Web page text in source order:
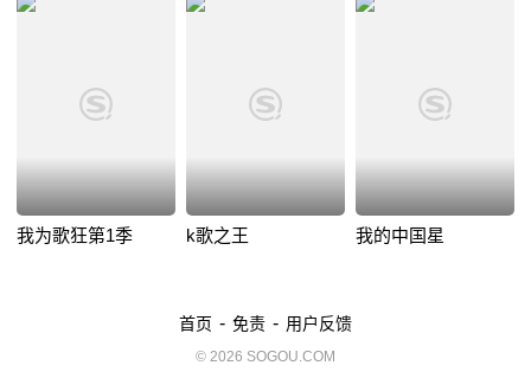
我为歌狂第1季 k歌之王 我的中国星
首页 - 免责 - 用户反馈
© 2026 SOGOU.COM